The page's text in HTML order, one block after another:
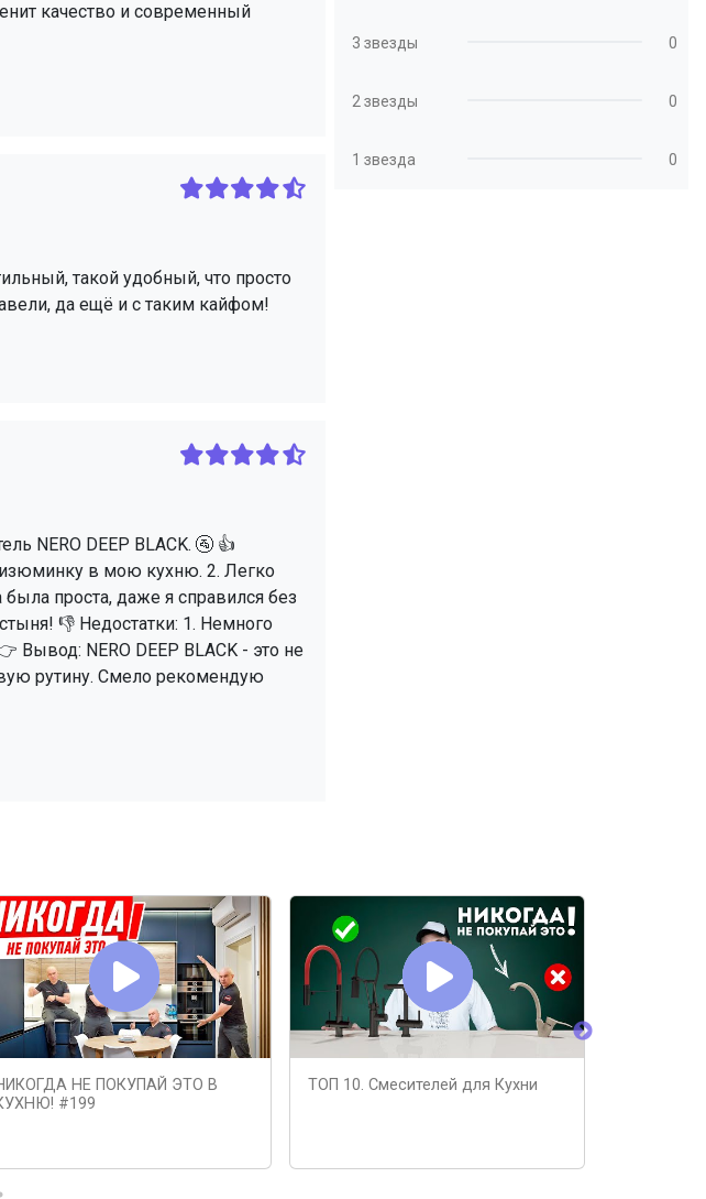
качество и современный
такой удобный, что просто
да ещё и с таким кайфом!
NERO DEEP BLACK. 🚰 👍
изюминку в мою кухню. 2. Легко
проста, даже я справился без
👎 Недостатки: 1. Немного
Вывод: NERO DEEP BLACK - это не
рутину. Смело рекомендую
3 звезды 0
2 звезды 0
1 звезда 0
НЕ ПОКУПАЙ ЭТО В
#199
ТОП 10. Смесителей для Кухни